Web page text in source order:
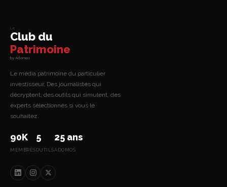
Le
Club du
Patrimoine
by Adomos
Le média patrimoine du particulier
investisseur. Des journalistes qui
décryptent, des outils qui simulent, des
experts sélectionnés si vous le
souhaitez.
90K
MEMBRES
5
OUTILS
25 ans
ADOMOS